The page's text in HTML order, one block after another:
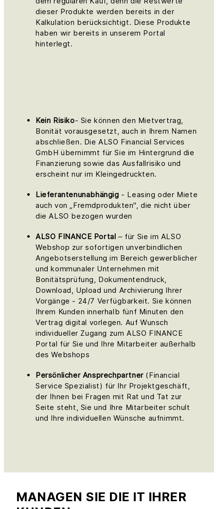
dieser Produkte werden bereits in der
Kalkulation berücksichtigt. Diese Produkte
haben wir bereits in unserem Portal
hinterlegt.
Kein Risiko- Sie können den Mietvertrag,
Bonität vorausgesetzt, auch in Ihrem Namen
abschließen. Die ALSO Financial Services
GmbH übernimmt für Sie im Hintergrund die
Finanzierung sowie das Ausfallrisiko und
erscheint nur im Kleingedruckten.
Lieferantenunabhängig - Leasing oder Miete
auch von „Fremdprodukten", die nicht über
die ALSO bezogen wurden
ALSO FINANCE Portal – für Sie im ALSO
Webshop zur sofortigen unverbindlichen
Angebotserstellung im Bereich gewerblicher
und kommunaler Unternehmen mit
Bonitätsprüfung, Dokumentendruck,
Download, Upload und Archivierung Ihrer
Vorgänge - 24/7 Verfügbarkeit. Sie können
Ihrem Kunden innerhalb fünf Minuten den
Vertrag digital vorlegen. Auf Wunsch
individueller Zugang zum ALSO FINANCE
Portal für Sie und Ihre Mitarbeiter außerhalb
des Webshops
Persönlicher Ansprechpartner (Financial
Service Spezialist) für Ihr Projektgeschäft,
der Ihnen bei Fragen mit Rat und Tat zur
Seite steht, Sie und Ihre Mitarbeiter schult
und Ihre individuellen Wünsche aufnimmt.
MANAGEN SIE DIE IT IHRER